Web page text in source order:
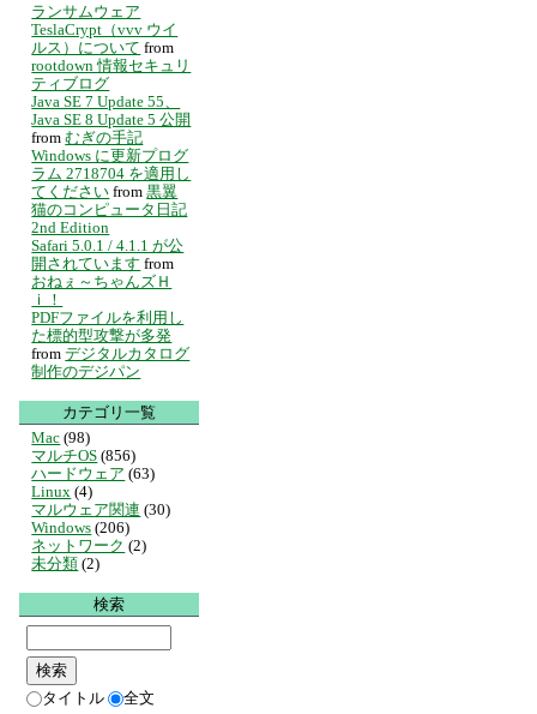
ランサムウェア
TeslaCrypt（vvv ウイ
ルス）について from
rootdown 情報セキュリ
ティブログ
Java SE 7 Update 55、
Java SE 8 Update 5 公開
from むぎの手記
Windows に更新プログ
ラム 2718704 を適用し
てください from 黒翼
猫のコンピュータ日記
2nd Edition
Safari 5.0.1 / 4.1.1 が公
開されています from
おねぇ～ちゃんズＨ
ｉ！
PDFファイルを利用し
た標的型攻撃が多発
from デジタルカタログ
制作のデジパン
カテゴリ一覧
Mac (98)
マルチOS (856)
ハードウェア (63)
Linux (4)
マルウェア関連 (30)
Windows (206)
ネットワーク (2)
未分類 (2)
検索
タイトル 全文